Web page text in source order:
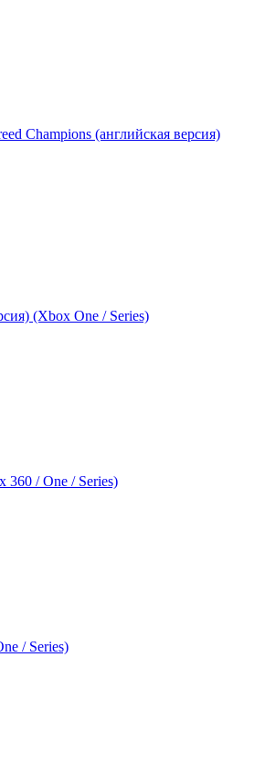
Champions (английская версия)
(Xbox One / Series)
360 / One / Series)
/ Series)